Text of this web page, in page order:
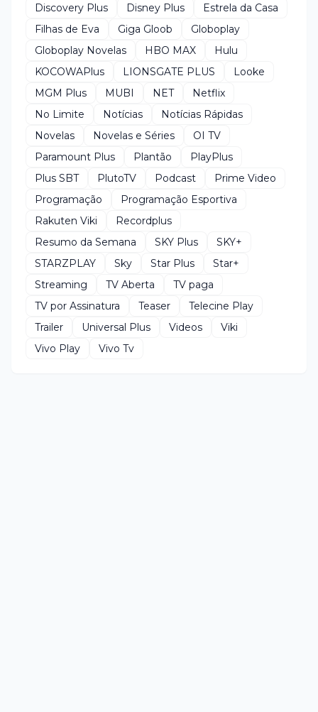
Discovery Plus
Disney Plus
Estrela da Casa
Filhas de Eva
Giga Gloob
Globoplay
Globoplay Novelas
HBO MAX
Hulu
KOCOWAPlus
LIONSGATE PLUS
Looke
MGM Plus
MUBI NET
Netflix
No Limite
Notícias
Notícias Rápidas
Novelas
Novelas e Séries
OI TV
Paramount Plus
Plantão
PlayPlus
Plus SBT
PlutoTV Podcast
Prime Video
Programação
Programação Esportiva
Rakuten Viki
Recordplus
Resumo da Semana
SKY Plus
SKY+
STARZPLAY
Sky Star Plus
Star+
Streaming
TV Aberta
TV paga
TV por Assinatura
Teaser
Telecine Play
Trailer
Universal Plus Videos
Viki
Vivo Play
Vivo Tv